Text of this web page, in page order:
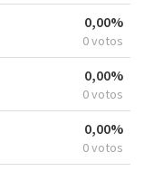
0,00%
0 votos
0,00%
0 votos
0,00%
0 votos